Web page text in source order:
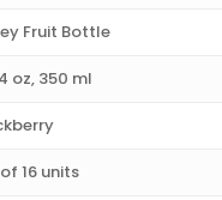
Fruit Bottle
oz, 350 ml
16 units